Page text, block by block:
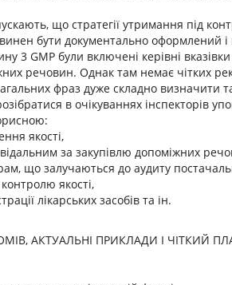
що стратегії утримання під
бути документально оформлений
3 GMP були включені керівні
речовин. Однак там немає чітких
фраз дуже складно визначити
в очікуваннях інспекторів
якості,
за закупівлю допоміжних
що залучаються до аудиту
якості,
лікарських засобів та ін.
АКТУАЛЬНІ ПРИКЛАДИ І ЧІТКИЙ